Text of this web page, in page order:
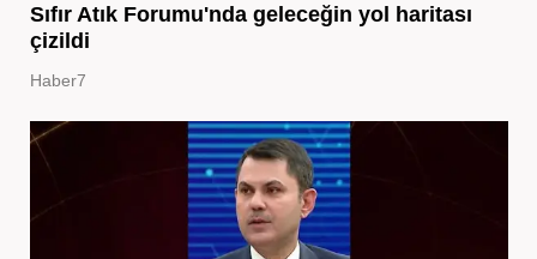
Sıfır Atık Forumu'nda geleceğin yol haritası
çizildi
Haber7